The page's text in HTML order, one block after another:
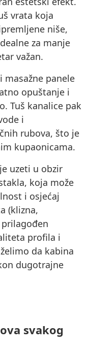
vrata koja
niše,
za manje
važan.
panele
opuštanje i
Tuš kanalice pak
i
rubova, što je
kupaonicama.
uzeti u obzir
koja može
i osjećaj
(klizna,
profila i
da kabina
dugotrajne
svakog